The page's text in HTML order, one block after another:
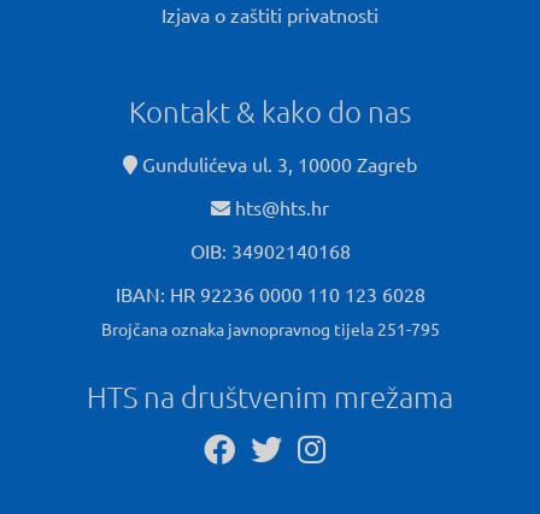
Izjava o zaštiti privatnosti
Kontakt & kako do nas
Gundulićeva ul. 3, 10000 Zagreb
hts@hts.hr
OIB: 34902140168
IBAN: HR 92236 0000 110 123 6028
Brojčana oznaka javnopravnog tijela 251-795
HTS na društvenim mrežama